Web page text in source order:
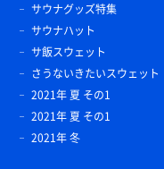
サウナグッズ特集
サウナハット
サ飯スウェット
さうないきたいスウェット
2021年 夏 その1
2021年 夏 その1
2021年 冬